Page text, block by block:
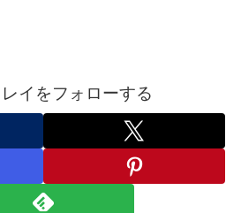
イをフォローする